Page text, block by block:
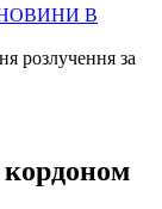
розлучення за